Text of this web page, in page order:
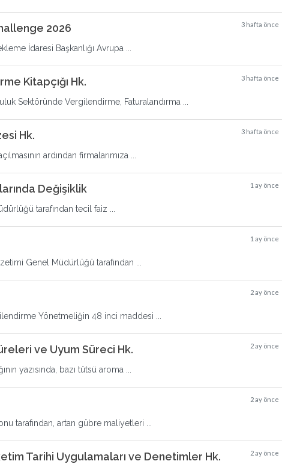
2026 3 hafta önce
İdaresi Başkanlığı Avrupa ...
Kitapçığı Hk. 3 hafta önce
Sektöründe Vergilendirme, Faturalandırma ...
Hk. 3 hafta önce
ardından firmalarımıza ...
Değişiklik 1 ay önce
tarafından tecil faiz ...
1 ay önce
Genel Müdürlüğü tarafından ...
2 ay önce
Yönetmeliğin 48 inci maddesi ...
ve Uyum Süreci Hk. 2 ay önce
yazısında, bazı tütsü aroma ...
2 ay önce
tarafından, artan gübre maliyetleri ...
Tarihi Uygulamaları ve Denetimler Hk. 2 ay önce